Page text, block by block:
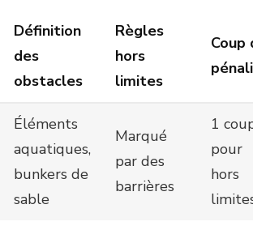
Définition
des
obstacles
Règles
hors
limites
Coup
Éléments
aquatiques,
bunkers de
sable
Marqué
par des
barrières
1
pour
hors